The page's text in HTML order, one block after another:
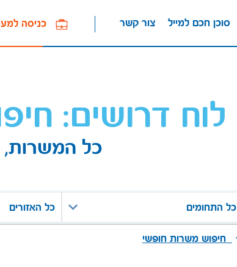
כניסה למעסיקים צור קשר סוכן חכם למייל
לוח דרושים:
כל המשרות,
כל התחומים כל האזורים
חיפוש משרות חופשי